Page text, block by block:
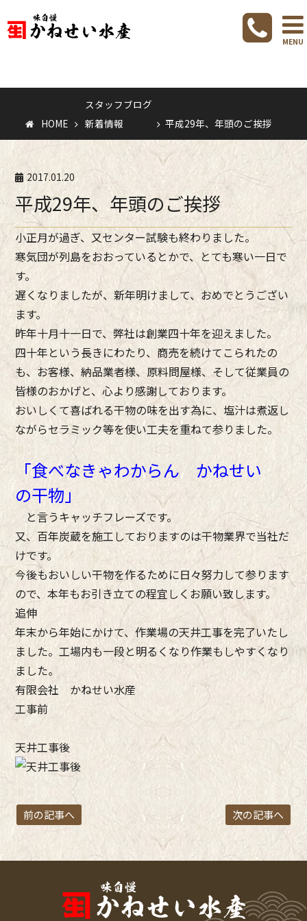
MENU
スタッフブ
新着情報
HOME
スタッフブログ
新着情報
平成29年、年頭のご挨拶
2017.01.20
平成29年、年頭のご挨拶
小正月が過ぎ、又センター試験も終わりました。
寒気団が列島をおおっているとかで、とても寒い一日で
す。
遅くなりましたが、新年明けまして、おめでとうござい
ます。
昨年十月十一日で、弊社は創業四十年を迎えました。
四十年という長きにわたり、商売を続けてこられたの
も、お客様、納品業者様、原料問屋様、そして従業員の
皆様のおかげと、心より感謝しております。
おいしくて喜ばれる干物の味を出す為に、塩汁は煮返し
ながらセラミック等を使い工夫を重ねて参りました。
「食べなきゃわからん かねせい
の干物」
と言うキャッチフレーズです。
又、百年炭蔵を施工しておりますのは干物業界で当社だ
けです。
今後もおいしい干物を作るために日々努力して参ります
ので、本年もお引き立ての程宜しくお願い致します。
追伸
年末から年始にかけて、作業場の天井工事を完了いたし
ました。工場内も一段と明るくなり作業もしやすくなり
ました。
有限会社 かねせい水産
工事前
天井工事後
前の記事へ 次の記事へ